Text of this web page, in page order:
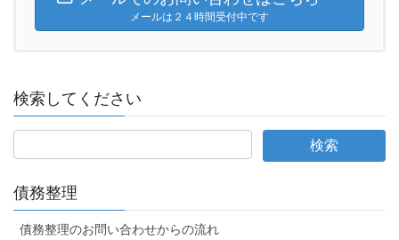
メールは２４時間受付中です
検索してください
債務整理
債務整理のお問い合わせからの流れ